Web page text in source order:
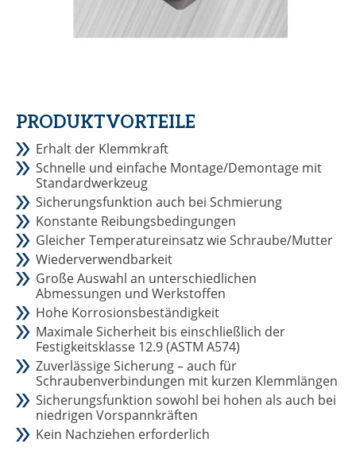
PRODUKTVORTEILE
Erhalt der Klemmkraft
Schnelle und einfache Montage/Demontage mit
Standardwerkzeug
Sicherungsfunktion auch bei Schmierung
Konstante Reibungsbedingungen
Gleicher Temperatureinsatz wie Schraube/Mutter
Wiederverwendbarkeit
Große Auswahl an unterschiedlichen
Abmessungen und Werkstoffen
Hohe Korrosionsbeständigkeit
Maximale Sicherheit bis einschließlich der
Festigkeitsklasse 12.9 (ASTM A574)
Zuverlässige Sicherung – auch für
Schraubenverbindungen mit kurzen Klemmlängen
Sicherungsfunktion sowohl bei hohen als auch bei
niedrigen Vorspannkräften
Kein Nachziehen erforderlich